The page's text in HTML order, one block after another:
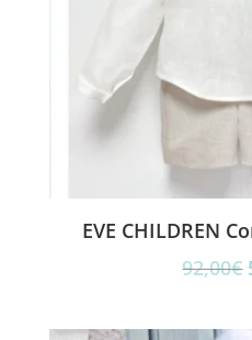
EVE CHILDREN
92,00€